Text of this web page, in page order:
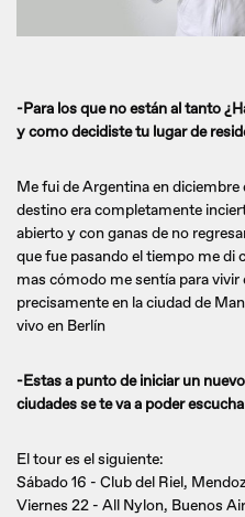
-Para los que no están al tanto
y como decidiste tu lugar de
Me fui de Argentina en diciembre
destino era completamente
abierto y con ganas de no
que fue pasando el tiempo me di
mas cómodo me sentía para
precisamente en la ciudad de
vivo en Berlín
-Estas a punto de iniciar un
ciudades se te va a poder
El tour es el siguiente:
Sábado 16 - Club del Riel,
Viernes 22 - All Nylon, Buenos